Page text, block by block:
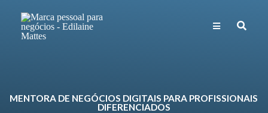
MENTORA DE NEGÓCIOS DIGITAIS PARA PROFISSIONAIS
DIFERENCIADOS